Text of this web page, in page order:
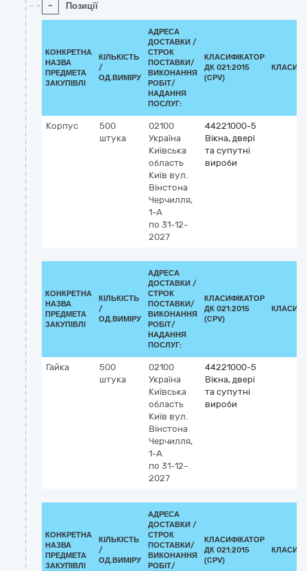
- Позиції
КОНКРЕТНА
НАЗВА
ПРЕДМЕТА
ЗАКУПІВЛІ
КІЛЬКІСТЬ
/
ОД.ВИМІРУ
АДРЕСА
ДОСТАВКИ /
СТРОК
ПОСТАВКИ/
ВИКОНАННЯ
РОБІТ/
НАДАННЯ
ПОСЛУГ:
КЛАСИФІКАТОР
ДК 021:2015
(CPV)
Корпус
500
штука
02100
Україна
Київська
область
Київ вул.
Вінстона
Черчилля,
1-А
по 31-12-
2027
44221000-5
Вікна, двері
та супутні
вироби
КОНКРЕТНА
НАЗВА
ПРЕДМЕТА
ЗАКУПІВЛІ
КІЛЬКІСТЬ
/
ОД.ВИМІРУ
АДРЕСА
ДОСТАВКИ /
СТРОК
ПОСТАВКИ/
ВИКОНАННЯ
РОБІТ/
НАДАННЯ
ПОСЛУГ:
КЛАСИФІКАТОР
ДК 021:2015
(CPV)
Гайка
500
штука
02100
Україна
Київська
область
Київ вул.
Вінстона
Черчилля,
1-А
по 31-12-
2027
44221000-5
Вікна, двері
та супутні
вироби
КОНКРЕТНА
НАЗВА
ПРЕДМЕТА
ЗАКУПІВЛІ
КІЛЬКІСТЬ
/
ОД.ВИМІРУ
АДРЕСА
ДОСТАВКИ /
СТРОК
ПОСТАВКИ/
ВИКОНАННЯ
РОБІТ/
КЛАСИФІКАТОР
ДК 021:2015
(CPV)